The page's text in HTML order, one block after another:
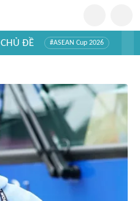
CHỦ ĐỀ #ASEAN Cup 2026